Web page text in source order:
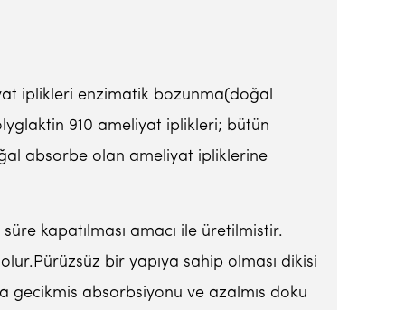
iplikleri enzimatik bozunma(doğal
910 ameliyat iplikleri; bütün
absorbe olan ameliyat ipliklerine
kapatılması amacı ile üretilmistir.
bir yapıya sahip olması dikisi
gecikmis absorbsiyonu ve azalmıs doku